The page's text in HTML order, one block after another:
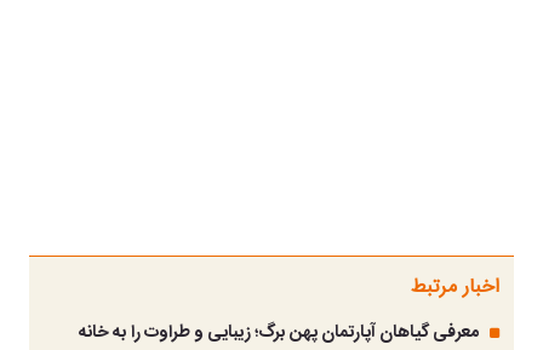
اخبار مرتبط
معرفی گیاهان آپارتمان پهن برگ؛ زیبایی و طراوت را به خانه